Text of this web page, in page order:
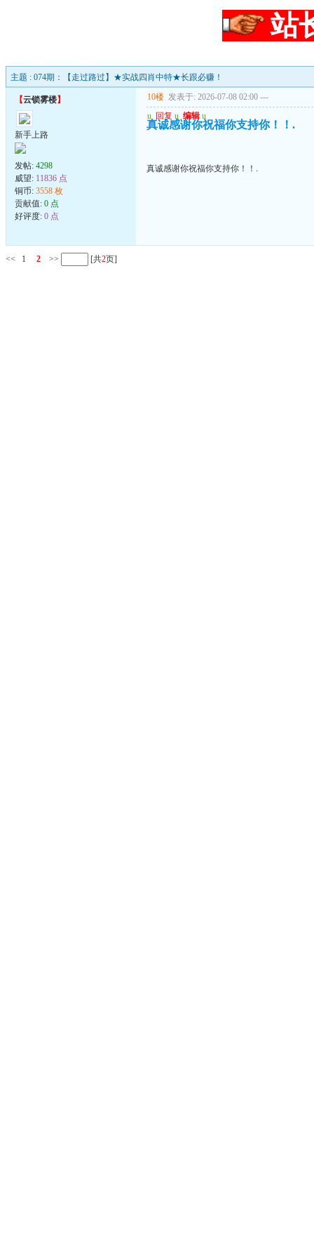
站
主题 : 074期：【走过路过】★实战四肖中特★长跟必赚！
【云锁雾楼】
新手上路
发帖: 4298
威望: 11836 点
铜币: 3558 枚
贡献值: 0 点
好评度: 0 点
10楼 发表于: 2026-07-08 02:00 ---
u 回复 u 编辑 u
真诚感谢你祝福你支持你！！.
真诚感谢你祝福你支持你！！.
<< 1 2 >> [共2页]